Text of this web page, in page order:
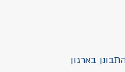
בארגון